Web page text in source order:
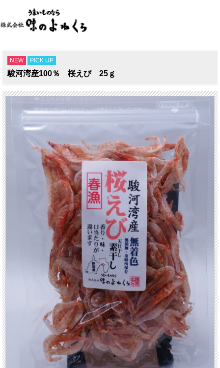
NEW PICK UP
駿河湾産100％ 桜えび 25ｇ